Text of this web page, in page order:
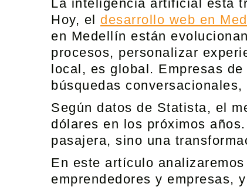
La inteligencia artificial está
Hoy, el desarrollo web en
en Medellín están
procesos, personalizar
local, es global. Empresas
búsquedas
Según datos de Statista, el
dólares en los próximos
pasajera, sino una
En este artículo
emprendedores y empresas,